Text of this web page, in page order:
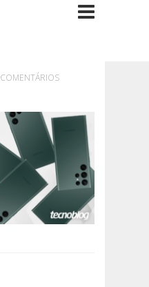
COMENTÁRIOS